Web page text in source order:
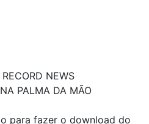
NEWS
PALMA DA MÃO
para fazer o download do